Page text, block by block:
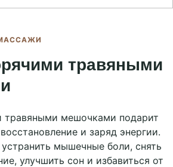
64
травяными
травяными мешочками подарит
и заряд энергии.
мышечные боли, снять
улучшить сон и избавиться от